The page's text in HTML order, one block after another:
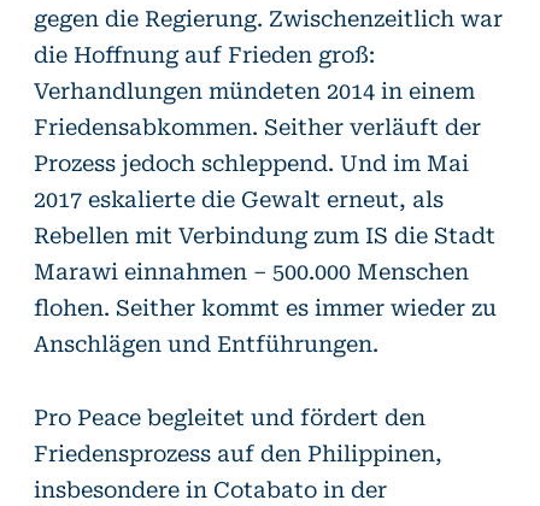
gegen die Regierung. Zwischenzeitlich war
die Hoffnung auf Frieden groß:
Verhandlungen mündeten 2014 in einem
Friedensabkommen. Seither verläuft der
Prozess jedoch schleppend. Und im Mai
2017 eskalierte die Gewalt erneut, als
Rebellen mit Verbindung zum IS die Stadt
Marawi einnahmen – 500.000 Menschen
flohen. Seither kommt es immer wieder zu
Anschlägen und Entführungen.
Pro Peace begleitet und fördert den
Friedensprozess auf den Philippinen,
insbesondere in Cotabato in der